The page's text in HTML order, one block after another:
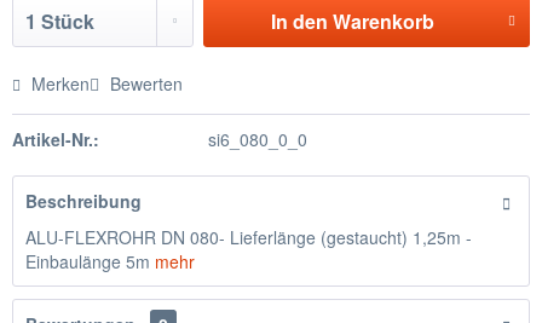
In den Warenkorb
Merken Bewerten
Artikel-Nr.: si6_080_0_0
Beschreibung
ALU-FLEXROHR DN 080- Lieferlänge (gestaucht) 1,25m -
Einbaulänge 5m mehr